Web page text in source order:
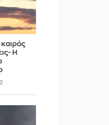
καιρός
Η